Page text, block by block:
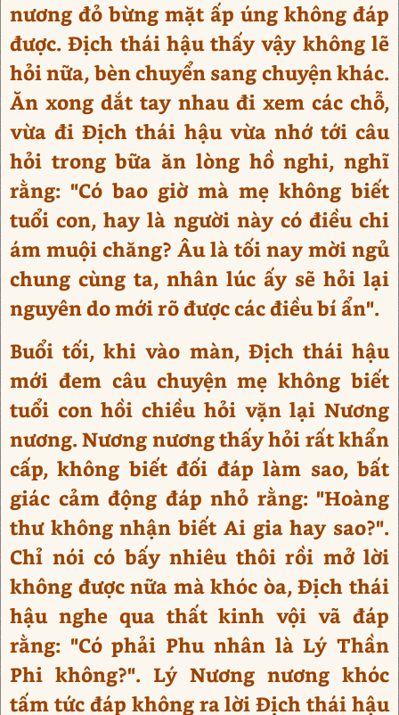
nương đỏ bừng mặt ấp úng không đáp
được. Địch thái hậu thấy vậy không lẽ
hỏi nữa, bèn chuyển sang chuyện khác.
Ăn xong dắt tay nhau đi xem các chỗ,
vừa đi Địch thái hậu vừa nhớ tới câu
hỏi trong bữa ăn lòng hồ nghi, nghĩ
rằng: "Có bao giờ mà mẹ không biết
tuổi con, hay là người này có điều chi
ám muội chăng? Âu là tối nay mời ngủ
chung cùng ta, nhân lúc ấy sẽ hỏi lại
nguyên do mới rõ được các điều bí ẩn".
Buổi tối, khi vào màn, Địch thái hậu
mới đem câu chuyện mẹ không biết
tuổi con hồi chiều hỏi vặn lại Nương
nương. Nương nương thấy hỏi rất khẩn
cấp, không biết đối đáp làm sao, bất
giác cảm động đáp nhỏ rằng: "Hoàng
thư không nhận biết Ai gia hay sao?".
Chỉ nói có bấy nhiêu thôi rồi mở lời
không được nữa mà khóc òa, Địch thái
hậu nghe qua thất kinh vội vã đáp
rằng: "Có phải Phu nhân là Lý Thần
Phi không?". Lý Nương nương khóc
tấm tức đáp không ra lời Địch thái hậu